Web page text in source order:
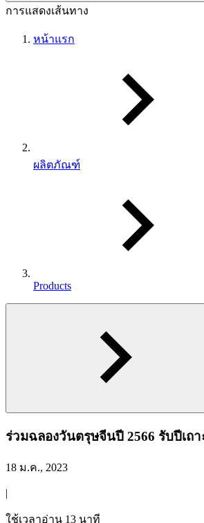
การแสดงเส้นทาง
หน้าแรก
ผลิตภัณฑ์
Products
ร่วมฉลองวันตรุษจีนปี 2566 รับปีเถา
18 ม.ค., 2023
|
ใช้เวลาอ่าน 13 นาที